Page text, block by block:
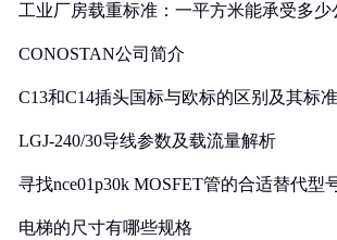
工业厂房载重标准：一平方米能承受多少
CONOSTAN公司简介
C13和C14插头国标与欧标的区别及其标
LGJ-240/30导线参数及载流量解析
寻找nce01p30k MOSFET管的合适替代型
电梯的尺寸有哪些规格